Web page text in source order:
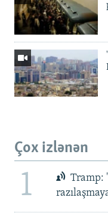
Çox izlənən
1
Tramp: